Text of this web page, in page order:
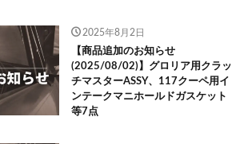
2025年8月2日
【商品追加のお知らせ
(2025/08/02)】グロリア用クラッ
チマスターASSY、117クーペ用イ
ンテークマニホールドガスケット
等7点